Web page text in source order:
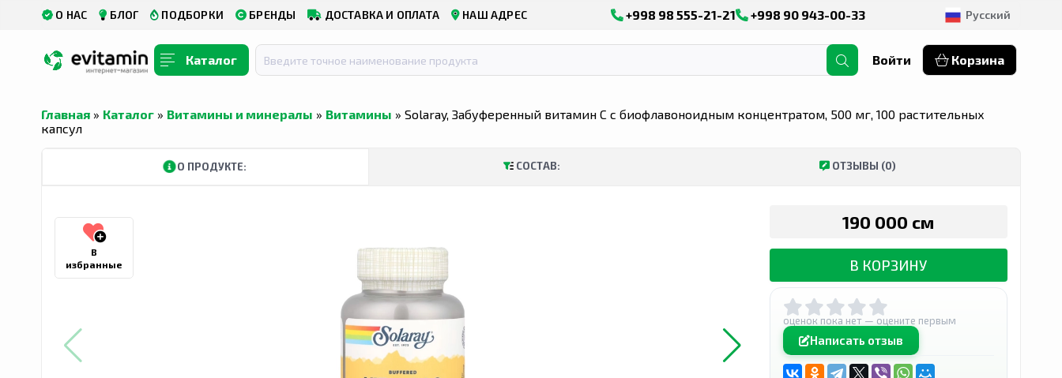
О НАС БЛОГ ПОДБОРКИ БРЕНДЫ ДОСТАВКА И ОПЛАТА НАШ АДРЕС +998 98 555-21-21 +998 90 943-00-33 Русский
Каталог Войти Корзина
Главная » Каталог » Витамины и минералы » Витамины » Solaray, Забуференный витамин С с биофлавоноидным концентратом, 500 мг, 100 растительных
капсул
О ПРОДУКТЕ: СОСТАВ: ОТЗЫВЫ (0)
В
избранные
190 000 сӯм
В КОРЗИНУ
оценок пока нет — оцените первым
Написать отзыв